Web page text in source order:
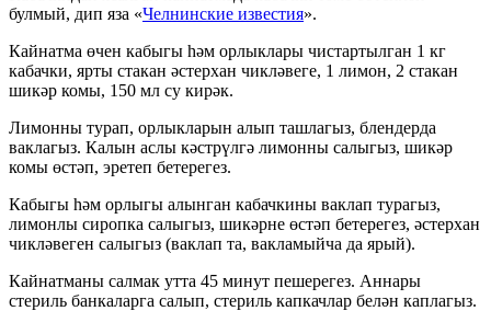
булмый, дип яза «Челнинские известия».
Кайнатма өчен кабыгы һәм орлыклары чистартылган 1 кг
кабачки, ярты стакан әстерхан чикләвеге, 1 лимон, 2 стакан
шикәр комы, 150 мл су кирәк.
Лимонны турап, орлыкларын алып ташлагыз, блендерда
ваклагыз. Калын аслы кәстрүлгә лимонны салыгыз, шикәр
комы өстәп, эретеп бетерегез.
Кабыгы һәм орлыгы алынган кабачкины ваклап турагыз,
лимонлы сиропка салыгыз, шикәрне өстәп бетерегез, әстерхан
чикләвеген салыгыз (ваклап та, вакламыйча да ярый).
Кайнатманы салмак утта 45 минут пешерегез. Аннары
стериль банкаларга салып, стериль капкачлар белән каплагыз.